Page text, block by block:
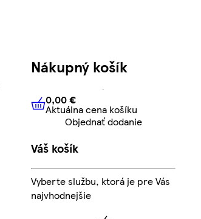
Nákupný košík
0,00 € Aktuálna cena košíku
0,00 €
Aktuálna cena košíku
Objednať dodanie
Váš košík
Vyberte službu, ktorá je pre Vás
najvhodnejšie